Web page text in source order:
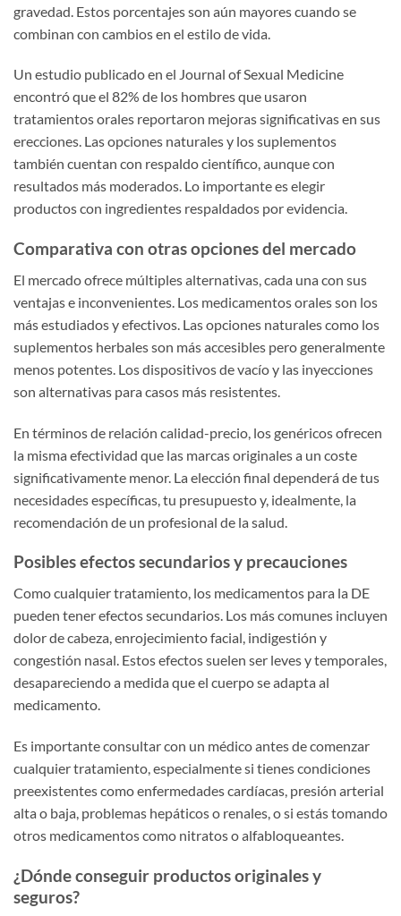
gravedad. Estos porcentajes son aún mayores cuando se
combinan con cambios en el estilo de vida.
Un estudio publicado en el Journal of Sexual Medicine
encontró que el 82% de los hombres que usaron
tratamientos orales reportaron mejoras significativas en sus
erecciones. Las opciones naturales y los suplementos
también cuentan con respaldo científico, aunque con
resultados más moderados. Lo importante es elegir
productos con ingredientes respaldados por evidencia.
Comparativa con otras opciones del mercado
El mercado ofrece múltiples alternativas, cada una con sus
ventajas e inconvenientes. Los medicamentos orales son los
más estudiados y efectivos. Las opciones naturales como los
suplementos herbales son más accesibles pero generalmente
menos potentes. Los dispositivos de vacío y las inyecciones
son alternativas para casos más resistentes.
En términos de relación calidad-precio, los genéricos ofrecen
la misma efectividad que las marcas originales a un coste
significativamente menor. La elección final dependerá de tus
necesidades específicas, tu presupuesto y, idealmente, la
recomendación de un profesional de la salud.
Posibles efectos secundarios y precauciones
Como cualquier tratamiento, los medicamentos para la DE
pueden tener efectos secundarios. Los más comunes incluyen
dolor de cabeza, enrojecimiento facial, indigestión y
congestión nasal. Estos efectos suelen ser leves y temporales,
desapareciendo a medida que el cuerpo se adapta al
medicamento.
Es importante consultar con un médico antes de comenzar
cualquier tratamiento, especialmente si tienes condiciones
preexistentes como enfermedades cardíacas, presión arterial
alta o baja, problemas hepáticos o renales, o si estás tomando
otros medicamentos como nitratos o alfabloqueantes.
¿Dónde conseguir productos originales y
seguros?